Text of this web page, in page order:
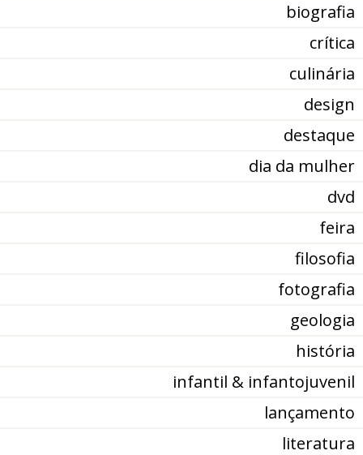
biografia
crítica
culinária
design
destaque
dia da mulher
dvd
feira
filosofia
fotografia
geologia
história
infantil & infantojuvenil
lançamento
literatura